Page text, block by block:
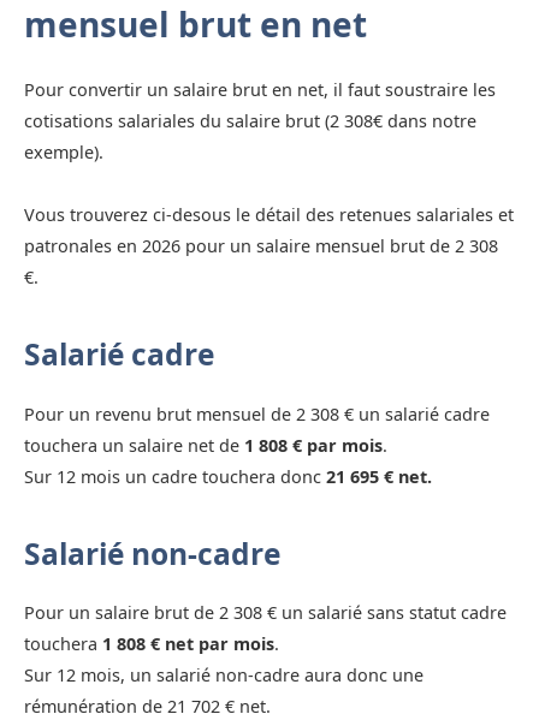
mensuel brut en net
Pour convertir un salaire brut en net, il faut soustraire les
cotisations salariales du salaire brut (2 308€ dans notre
exemple).
Vous trouverez ci-desous le détail des retenues salariales et
patronales en 2026 pour un salaire mensuel brut de 2 308
€.
Salarié cadre
Pour un revenu brut mensuel de 2 308 € un salarié cadre
touchera un salaire net de 1 808 € par mois.
Sur 12 mois un cadre touchera donc 21 695 € net.
Salarié non-cadre
Pour un salaire brut de 2 308 € un salarié sans statut cadre
touchera 1 808 € net par mois.
Sur 12 mois, un salarié non-cadre aura donc une
rémunération de 21 702 € net.